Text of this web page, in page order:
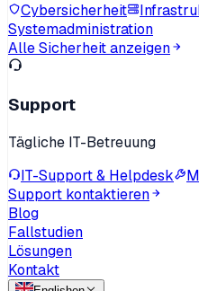
Cybersicherheit
Systemadministration
Alle Sicherheit anzeigen
Support
Tägliche IT-Betreuung
IT-Support & Helpdesk
Support kontaktieren
Blog
Fallstudien
Lösungen
Kontakt